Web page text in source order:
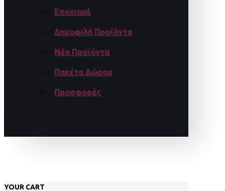
Εποχιακά
Δημοφιλή Προϊόντα
Νέα Προϊόντα
Πακέτα Δώρου
Προσφορές
YOUR CART